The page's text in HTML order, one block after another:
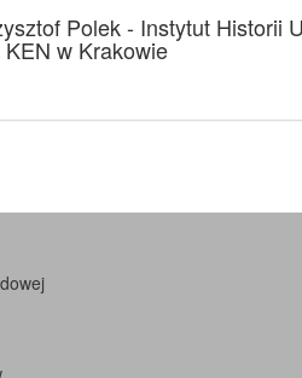
Polek - Instytut Historii
KEN w Krakowie